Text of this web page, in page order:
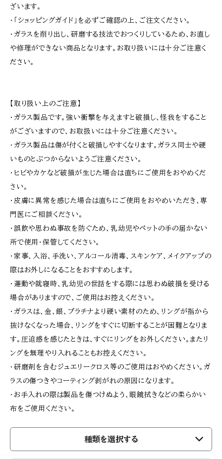
ざいます。
・「ショッピングガイド」を必ずご確認の上、ご注文ください。
・ガラスを削り出し、研磨する技法でおつくりしているため、お直し
や修理ができない商品となります。お取り扱いには十分ご注意く
ださい。
【取り扱い上のご注意】
・ガラス製品です。強い衝撃を与えますと破損し、怪我をすること
がございますので、お取扱いには十分ご注意ください。
・ガラス製品は傷が付くと破損しやすくなります。ガラス同士や硬
いものとぶつからないようご注意ください。
・ヒビやカケなど破損が生じた場合は直ちにご使用をおやめくだ
さい。
・皮膚に異常を感じた場合は直ちにご使用をおやめいただき、専
門医にご相談ください。
・誤飲や思わぬ事故を防ぐため、乳幼児やペットの手の届かない
所で使用・保管してください。
・家事、入浴、手洗い、アルコール消毒、スキンケア、メイクアップの
際はお外しになることをおすすめします。
・運動や就寝時、乳幼児の世話をする際には思わぬ破損を受ける
場合がありますので、ご使用はお控えください。
・ガラスは、金、銀、プラチナより硬い素材のため、リングが指から
抜けなくなった場合、リングをすぐに切断することが困難となりま
す。圧迫感を感じたときは、すぐにリングをお外しください。またリ
ングを無理やり入れることもお控えください。
・研磨剤を含むジュエリークロス等のご使用はおやめください。ガ
ラスの傷つきやコーティング剥がれの原因になります。
・お手入れの際は製品を傷つけぬよう、眼鏡拭きなどの柔らかい
布をご使用ください。
種類を選択する